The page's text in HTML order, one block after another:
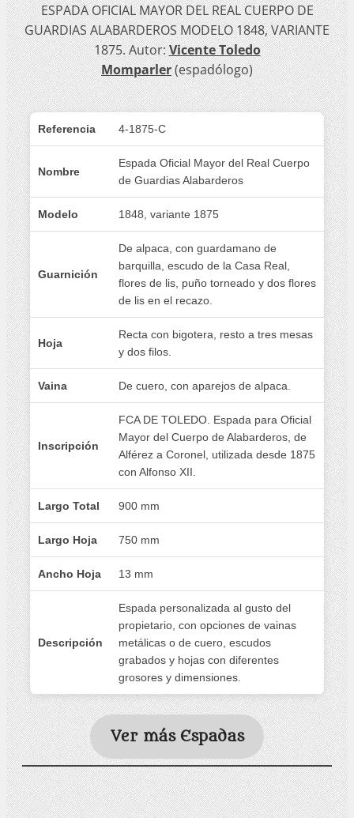
ESPADA OFICIAL MAYOR DEL REAL CUERPO DE
GUARDIAS ALABARDEROS MODELO 1848, VARIANTE
1875. Autor:Vicente Toledo
Momparler(espadólogo)
Referencia 4-1875-C
Nombre
Espada Oficial Mayor del Real Cuerpo
de Guardias Alabarderos
Modelo 1848, variante 1875
Guarnición
De alpaca, con guardamano de
barquilla, escudo de la Casa Real,
flores de lis, puño torneado y dos flores
de lis en el recazo.
Hoja
Recta con bigotera, resto a tres mesas
y dos filos.
Vaina De cuero, con aparejos de alpaca.
Inscripción
FCA DE TOLEDO. Espada para Oficial
Mayor del Cuerpo de Alabarderos, de
Alférez a Coronel, utilizada desde 1875
con Alfonso XII.
Largo Total 900 mm
Largo Hoja 750 mm
Ancho Hoja 13 mm
Descripción
Espada personalizada al gusto del
propietario, con opciones de vainas
metálicas o de cuero, escudos
grabados y hojas con diferentes
grosores y dimensiones.
Ver más Espadas